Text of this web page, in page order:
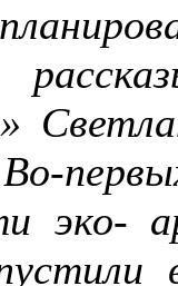
эко-